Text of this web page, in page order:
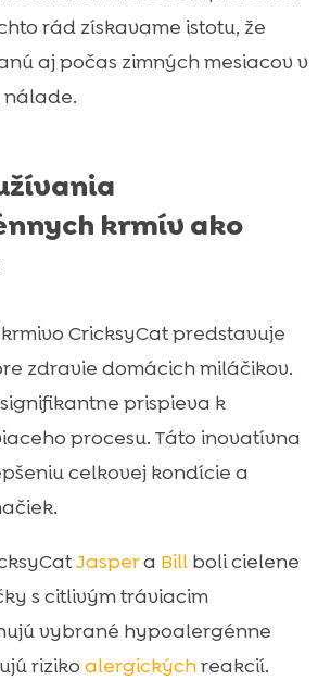
rád získavame istotu, že
aj počas zimných mesiacov v
nálade.
krmív ako
CricksyCat predstavuje
zdravie domácich miláčikov.
prispieva k
procesu. Táto inovatívna
celkovej kondície a
Jaspera Billboli cielene
s citlivým tráviacim
vybrané hypoalergénne
riziko alergickýchreakcií.